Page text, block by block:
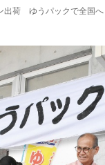
出荷 ゆうパックで全国